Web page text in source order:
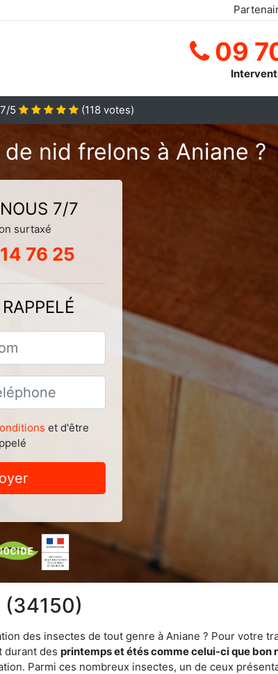
09
/5 (118 votes)
nid frelons à Aniane ?
7/7
surtaxé
76 25
et d'être
(34150)
des insectes de tout genre à Aniane ? Pour votre
durant des printemps et étés comme celui-ci que bon
Parmi ces nombreux insectes, un de ceux